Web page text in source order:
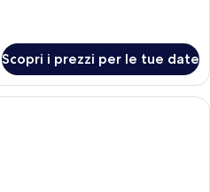
Scopri i prezzi per le tue date
Camera d'hotel con due letti, una